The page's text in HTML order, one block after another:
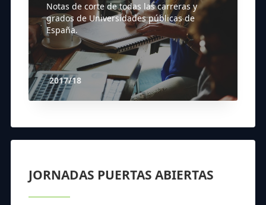
Notas de corte de todas las carreras y
grados de Universidades públicas de
España.
2017/18
JORNADAS PUERTAS ABIERTAS